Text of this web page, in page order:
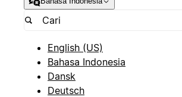
English (US)
Bahasa Indonesia
Dansk
Deutsch